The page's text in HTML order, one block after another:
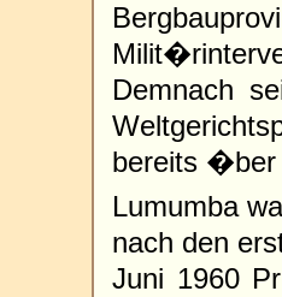
Demnach
bereits
Lumumba
nach den
Juni 1960